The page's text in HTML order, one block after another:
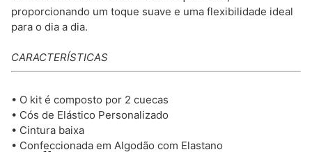
proporcionando um toque suave e uma flexibilidade ideal
para o dia a dia.
CARACTERÍSTICAS
• O kit é composto por 2 cuecas
• Cós de Elástico Personalizado
• Cintura baixa
• Confeccionada em Algodão com Elastano